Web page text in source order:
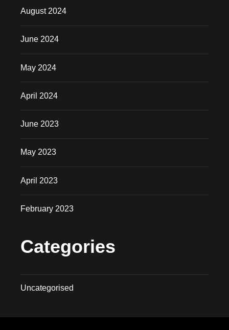
August 2024
June 2024
May 2024
April 2024
June 2023
May 2023
April 2023
February 2023
Categories
Uncategorised